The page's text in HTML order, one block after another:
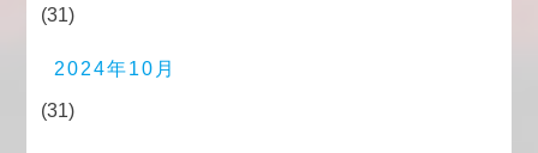
(31)
2024年10月
(31)